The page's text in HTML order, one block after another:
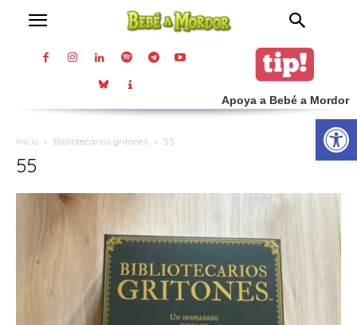
Apoya a Bebé a Mordor
Inicio Bibliotecarios gritones 55
55